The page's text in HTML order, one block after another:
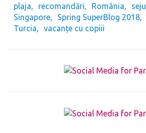
plaja
recomandări România
Singapore
Spring SuperBlog 2018
Turcia
vacanțe cu copiii